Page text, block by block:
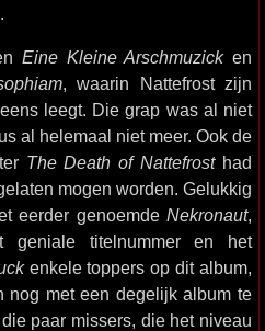
Eine Kleine Arschmuzicken
, waarin Nattefrost zijn
leegt. Die grap was al niet
al helemaal niet meer. Ook de
The Death of Nattefrosthad
mogen worden. Gelukkig
eerder genoemde Nekronaut,
geniale titelnummer en het
enkele toppers op dit album,
nog met een degelijk album te
paar missers, die het niveau